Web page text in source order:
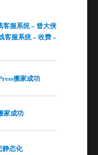
客服系统 – 曾大侠
客服系统 – 收费 –
搬家成功
家成功
静态化